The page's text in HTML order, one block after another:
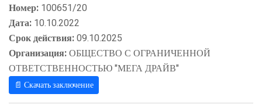
Номер: 100651/20
Дата: 10.10.2022
Срок действия:09.10.2025
Организация:ОБЩЕСТВО С ОГРАНИЧЕННОЙ
ОТВЕТСТВЕННОСТЬЮ "МЕГА ДРАЙВ"
📄 Скачать заключение